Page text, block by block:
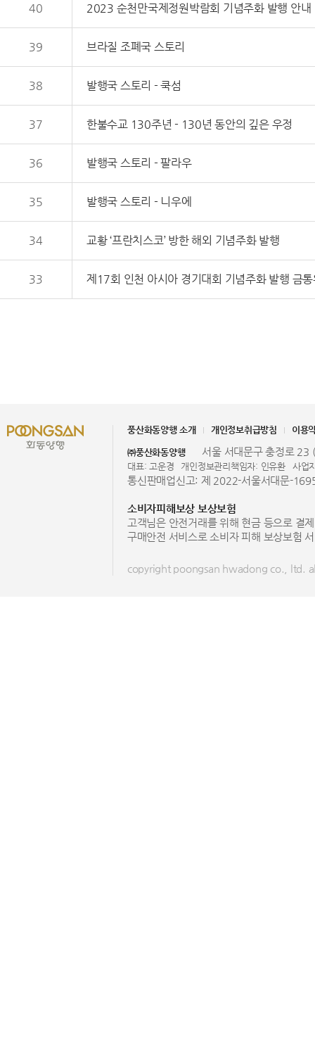
40 2023 순천만국제정원박람회 기념주화 발행 안내
39 브라질 조폐국 스토리
38 발행국 스토리 - 쿡섬
37 한불수교 130주년 - 130년 동안의 깊은 우정
36 발행국 스토리 - 팔라우
35 발행국 스토리 - 니우에
34 교황 ‘프란치스코’ 방한 해외 기념주화 발행
33 제17회 인천 아시아 경기대회 기념주화 발행 금
풍산화동양행 소개 개인정보취급방침 이용
㈜풍산화동양행 서울 서대문구 충정로 23
대표: 고운경 개인정보관리책임자: 인유환 사업
통신판매업신고: 제 2022-서울서대문-
소비자피해보상 보상보험
고객님은 안전거래를 위해 현금 등으로 결
구매안전 서비스로 소비자 피해 보상보험
copyright poongsan hwadong co., ltd.